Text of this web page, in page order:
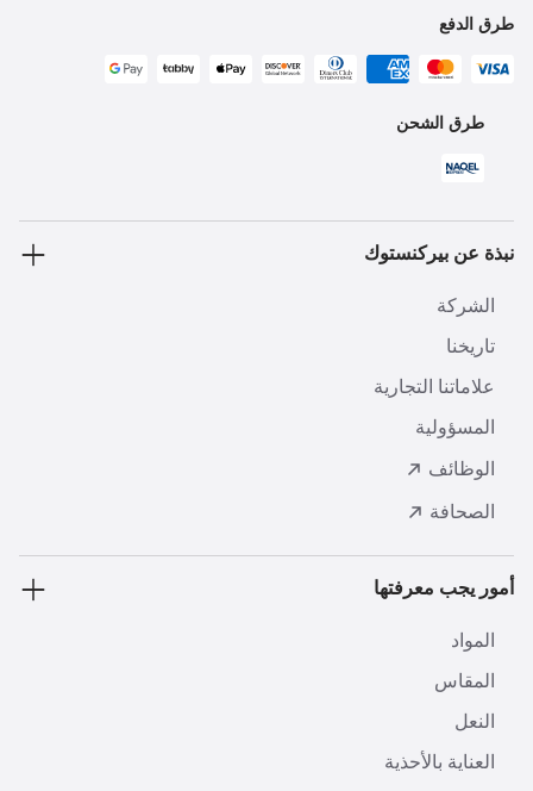
طرق الدفع
طرق الشحن
نبذة عن بيركنستوك
الشركة
تاريخنا
علاماتنا التجارية
المسؤولية
الوظائف
الصحافة
أمور يجب معرفتها
المواد
المقاس
النعل
العناية بالأحذية